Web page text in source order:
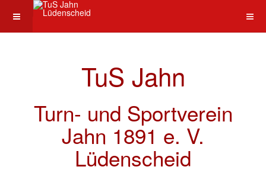
TuS Jahn
Turn- und Sportverein
Jahn 1891 e. V.
Lüdenscheid